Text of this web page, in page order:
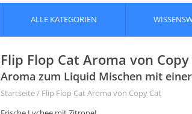
ALLE KATEGORIEN
Flip Flop Cat Aroma von
Aroma zum Liquid Mischen mit
Startseite/ Flip Flop Cat Aroma von Copy Cat